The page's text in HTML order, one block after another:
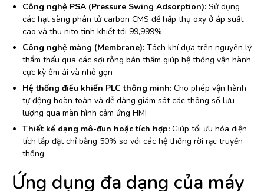
Công nghệ PSA (Pressure Swing Adsorption): Sử dụng
các hạt sàng phân tử carbon CMS để hấp thụ oxy ở áp suất
cao và thu nito tinh khiết tới 99,999%
Công nghệ màng (Membrane): Tách khí dựa trên nguyên lý
thẩm thấu qua các sợi rỗng bán thấm giúp hệ thống vận hành
cực kỳ êm ái và nhỏ gọn
Hệ thống điều khiển PLC thông minh: Cho phép vận hành
tự động hoàn toàn và dễ dàng giám sát các thông số lưu
lượng qua màn hình cảm ứng HMI
Thiết kế dạng mô-đun hoặc tích hợp: Giúp tối ưu hóa diện
tích lắp đặt chỉ bằng 50% so với các hệ thống rời rạc truyền
thống
Ứng dụng đa dạng của máy